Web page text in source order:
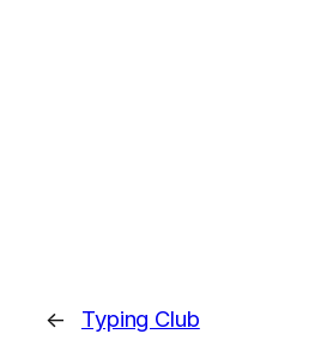
← Typing Club